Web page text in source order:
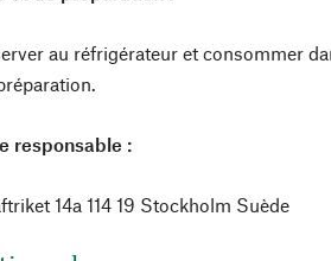
au réfrigérateur et consommer
responsable :
14a 114 19 Stockholm Suède